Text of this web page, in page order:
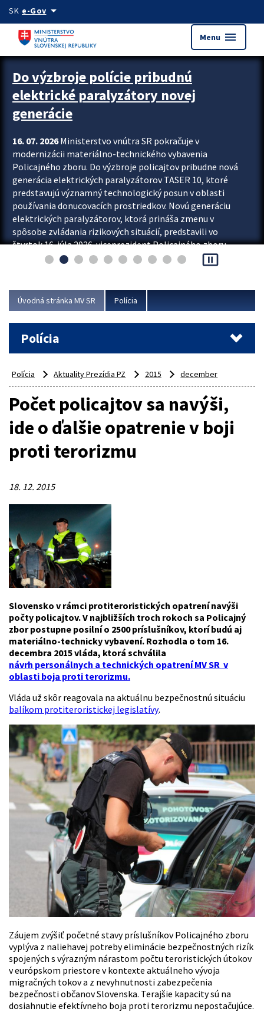
Preskocit na hlavný obsah
SK e-Govarrow_drop_down
Menu menu
Zastavit automatický posun upútavok
Do výzbroje polície pribudnú
elektrické paralyzátory novej
generácie
16. 07. 2026Ministerstvo vnútra SR pokračuje v
modernizácii materiálno-technického vybavenia
Policajného zboru. Do výzbroje policajtov pribudne nová
generácia elektrických paralyzátorov TASER 10, ktoré
predstavujú významný technologický posun v oblasti
používania donucovacích prostriedkov. Novú generáciu
elektrických paralyzátorov, ktorá prináša zmenu v
spôsobe zvládania rizikových situácií, predstavili vo
štvrtok 16. júla 2026 viceprezident Policajného zboru
Rastislav Polakovič a riaditeľ odboru výcviku...
pause_presentation
Úvodná stránka MV SR Polícia
Polícia
Polícia Aktuality Prezídia PZ 2015 december
Počet policajtov sa navýši,
ide o ďalšie opatrenie v boji
proti terorizmu
18. 12. 2015
Slovensko v rámci protiteroristických opatrení navýši
počty policajtov. V najbližších troch rokoch sa Policajný
zbor postupne posilní o 2500 príslušníkov, ktorí budú aj
materiálno-technicky vybavení. Rozhodla o tom 16.
decembra 2015 vláda, ktorá schválila
návrh personálnych a technických opatrení MV SR v
oblasti boja proti terorizmu.
Vláda už skôr reagovala na aktuálnu bezpečnostnú situáciu
balíkom protiteroristickej legislatívy.
Záujem zvýšiť početné stavy príslušníkov Policajného zboru
vyplýva z naliehavej potreby eliminácie bezpečnostných rizík
spojených s výrazným nárastom počtu teroristických útokov
v európskom priestore v kontexte aktuálneho vývoja
migračných tokov a z nevyhnutnosti zabezpečenia
bezpečnosti občanov Slovenska. Terajšie kapacity sú na
dosiahnutie efektívneho boja proti terorizmu nepostačujúce.